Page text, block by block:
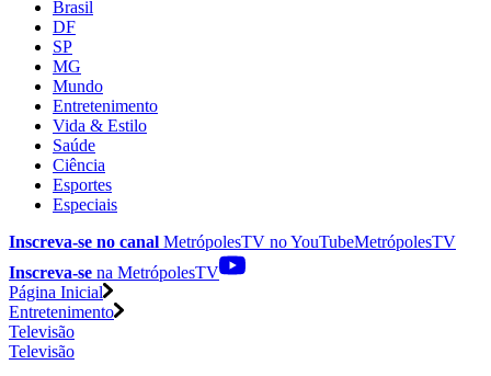
Brasil
DF
SP
MG
Mundo
Entretenimento
Vida & Estilo
Saúde
Ciência
Esportes
Especiais
Inscreva-se no canal MetrópolesTV noYouTubeMetrópolesTV
Inscreva-se na MetrópolesTV
Página Inicial
Entretenimento
Televisão
Televisão